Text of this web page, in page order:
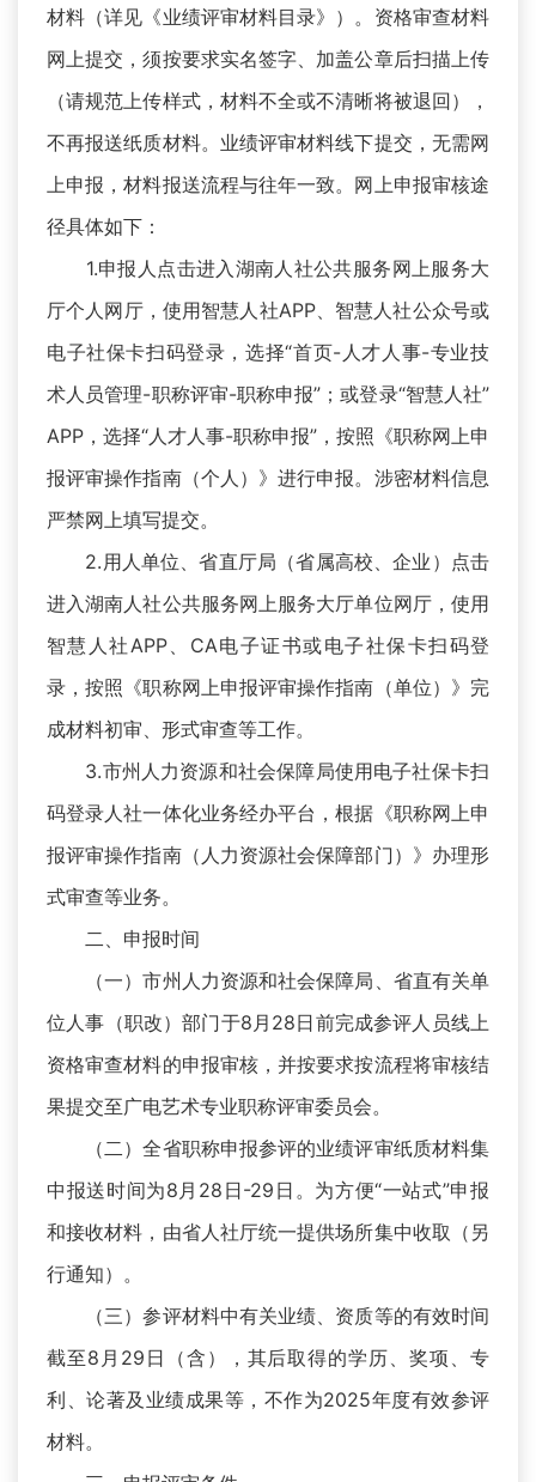
材料（详见《业绩评审材料目录》）。资格审查材料
网上提交，须按要求实名签字、加盖公章后扫描上传
（请规范上传样式，材料不全或不清晰将被退回），
不再报送纸质材料。业绩评审材料线下提交，无需网
上申报，材料报送流程与往年一致。网上申报审核途
径具体如下：
1.申报人点击进入湖南人社公共服务网上服务大
厅个人网厅，使用智慧人社APP、智慧人社公众号或
电子社保卡扫码登录，选择“首页-人才人事-专业技
术人员管理-职称评审-职称申报”；或登录“智慧人社”
APP，选择“人才人事-职称申报”，按照《职称网上申
报评审操作指南（个人）》进行申报。涉密材料信息
严禁网上填写提交。
2.用人单位、省直厅局（省属高校、企业）点击
进入湖南人社公共服务网上服务大厅单位网厅，使用
智慧人社APP、CA电子证书或电子社保卡扫码登
录，按照《职称网上申报评审操作指南（单位）》完
成材料初审、形式审查等工作。
3.市州人力资源和社会保障局使用电子社保卡扫
码登录人社一体化业务经办平台，根据《职称网上申
报评审操作指南（人力资源社会保障部门）》办理形
式审查等业务。
二、申报时间
（一）市州人力资源和社会保障局、省直有关单
位人事（职改）部门于8月28日前完成参评人员线上
资格审查材料的申报审核，并按要求按流程将审核结
果提交至广电艺术专业职称评审委员会。
（二）全省职称申报参评的业绩评审纸质材料集
中报送时间为8月28日-29日。为方便“一站式”申报
和接收材料，由省人社厅统一提供场所集中收取（另
行通知）。
（三）参评材料中有关业绩、资质等的有效时间
截至8月29日（含），其后取得的学历、奖项、专
利、论著及业绩成果等，不作为2025年度有效参评
材料。